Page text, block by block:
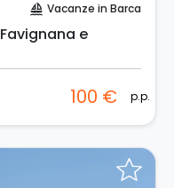
sailing Vacanze in Barca
e
100 € p.p.